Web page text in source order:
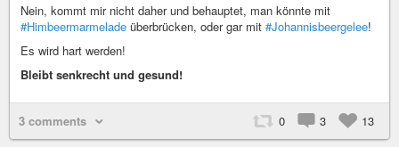
Nein, kommt mir nicht daher und behauptet, man könnte mit
#Himbeermarmelade überbrücken, oder gar mit #Johannisbeergelee!
Es wird hart werden!
Bleibt senkrecht und gesund!
3 comments 0 3 13